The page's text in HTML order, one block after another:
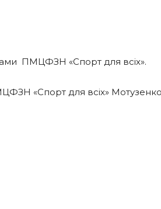
ПМЦФЗН «Спорт для всіх».
«Спорт для всіх» Мотузенко